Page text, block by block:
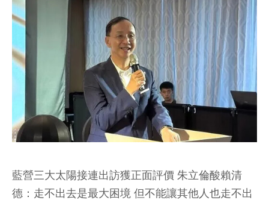
藍營三大太陽接連出訪獲正面評價 朱立倫酸賴清
德：走不出去是最大困境 但不能讓其他人也走不出